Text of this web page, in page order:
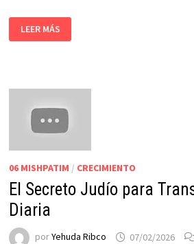
LEER MÁS
06 MISHPATIM / CRECIMIENTO
El Secreto Judío para
Diaria
porYehuda Ribco 07/02/2026